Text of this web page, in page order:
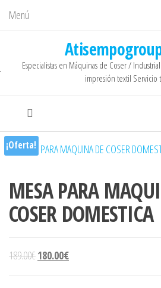
Menú
Especialistas en Máquinas de Coser /
impresión textil Servicio
¡Oferta!
MESA PARA
COSER DOMESTICA
189.00€El precio original era: 189.00€.
180.00€El precio actual es: 180.00€.